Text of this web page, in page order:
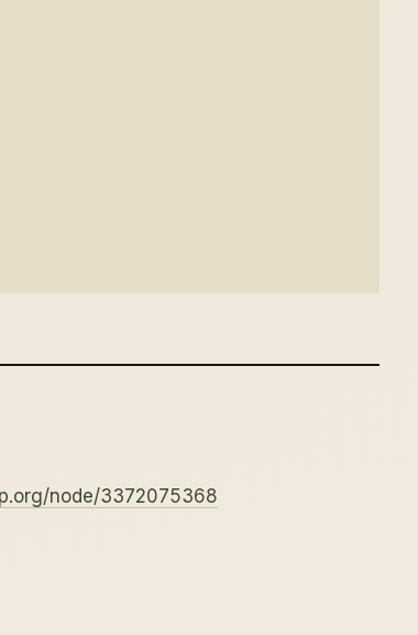
node/3372075368